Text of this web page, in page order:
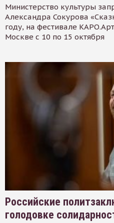
Министерство культуры
Александра Сокурова
году, на фестивале
Москве с 10 по 15 октября
Российские
голодовке